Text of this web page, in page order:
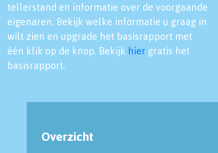
tellerstand en informatie over de voorgaande
eigenaren. Bekijk welke informatie u graag in
wilt zien en upgrade het basisrapport met
één klik op de knop. Bekijk hier gratis het
basisrapport.
Overzicht